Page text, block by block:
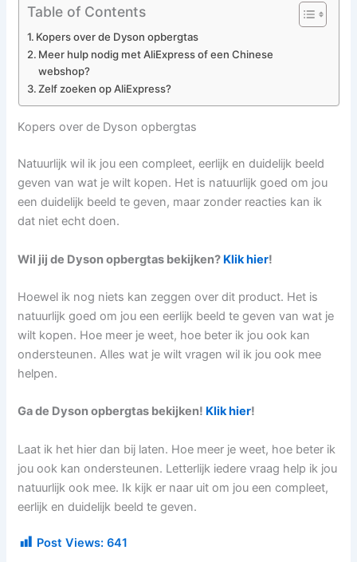
Table of Contents
Kopers over de Dyson opbergtas
Meer hulp nodig met AliExpress of een Chinese
webshop?
Zelf zoeken op AliExpress?
Kopers over de Dyson opbergtas
Natuurlijk wil ik jou een compleet, eerlijk en duidelijk beeld
geven van wat je wilt kopen. Het is natuurlijk goed om jou
een duidelijk beeld te geven, maar zonder reacties kan ik
dat niet echt doen.
Wil jij de Dyson opbergtas bekijken? Klik hier!
Hoewel ik nog niets kan zeggen over dit product. Het is
natuurlijk goed om jou een eerlijk beeld te geven van wat je
wilt kopen. Hoe meer je weet, hoe beter ik jou ook kan
ondersteunen. Alles wat je wilt vragen wil ik jou ook mee
helpen.
Ga de Dyson opbergtas bekijken! Klik hier!
Laat ik het hier dan bij laten. Hoe meer je weet, hoe beter ik
jou ook kan ondersteunen. Letterlijk iedere vraag help ik jou
natuurlijk ook mee. Ik kijk er naar uit om jou een compleet,
eerlijk en duidelijk beeld te geven.
Post Views: 641